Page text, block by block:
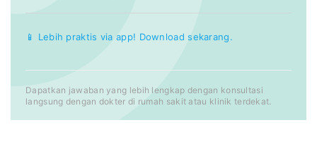
📱 Lebih praktis via app! Download sekarang.
Dapatkan jawaban yang lebih lengkap dengan konsultasi
langsung dengan dokter di rumah sakit atau klinik terdekat.